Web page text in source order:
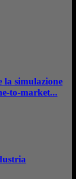
simulazione
to-market...